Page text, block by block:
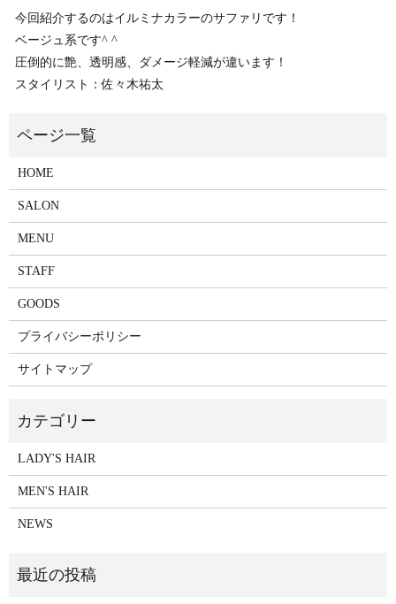
今回紹介するのはイルミナカラーのサファリです！
ベージュ系です^ ^
圧倒的に艶、透明感、ダメージ軽減が違います！
スタイリスト：佐々木祐太
HOME
SALON
MENU
STAFF
GOODS
プライバシーポリシー
サイトマップ
LADY'S HAIR
MEN'S HAIR
NEWS